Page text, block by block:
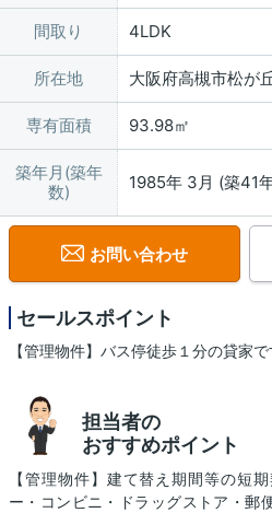
間取り 4LDK
所在地 大阪府高槻市松が
専有面積 93.98㎡
築年月(築年
数)
1985年 3月 (築41
お問い合わせ
セールスポイント
【管理物件】バス停徒歩１分の貸家
担当者の
おすすめポイント
【管理物件】建て替え期間等の短
ー・コンビニ・ドラッグストア・郵